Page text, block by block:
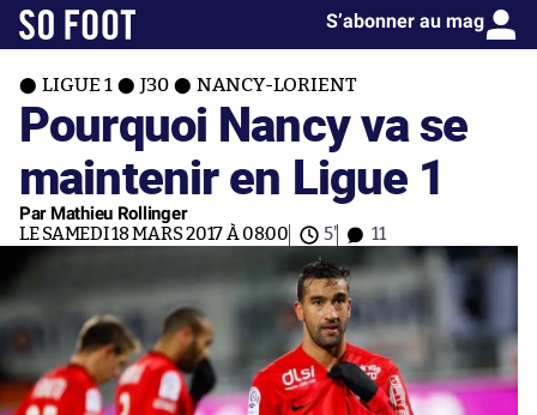
S’abonner au mag
LIGUE 1 J30 NANCY-LORIENT
Pourquoi Nancy va se
maintenir en Ligue 1
Par Mathieu Rollinger
LE SAMEDI 18 MARS 2017 À 08:00 5' 11